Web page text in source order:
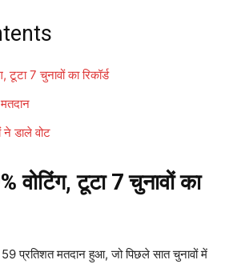
7 चुनावों का रिकॉर्ड
ने डाले वोट
टूटा 7 चुनावों का
प्रतिशत मतदान हुआ, जो पिछले सात चुनावों में